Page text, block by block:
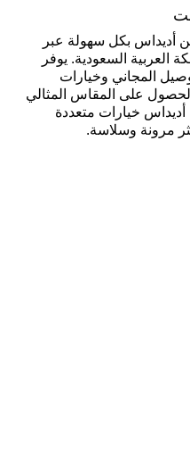
أديداس بكل سهولة عبر
العربية السعودية. يوفر
المجاني وخيارات
على المقاس المثالي
أديداس خيارات متعددة
مرونة وسلاسة.